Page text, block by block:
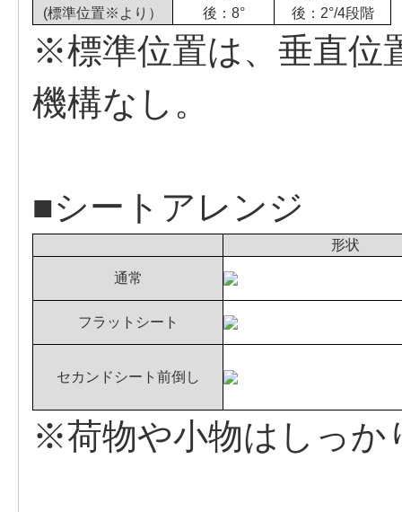
(標準位置※より）
後：8°
後：2°/4段階
※標準位置は、垂直位
機構なし。
■シートアレンジ
形状
通常
フラットシート
セカンドシート前倒し
※荷物や小物はしっか